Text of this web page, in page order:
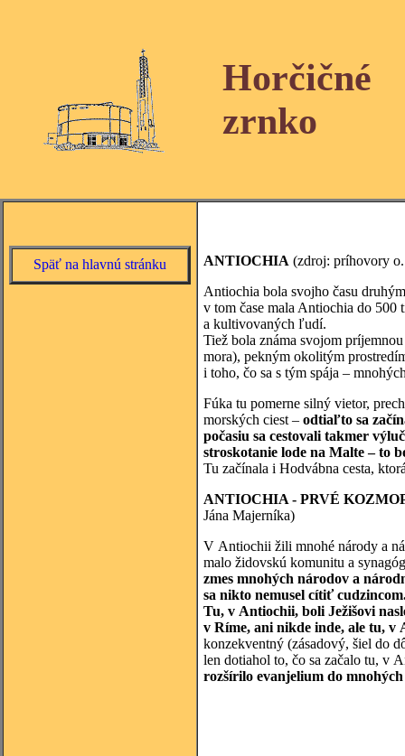
Horčičné
zrnko
Späť na hlavnú stránku ANTIOCHIA (zdroj: príhovory
Antiochia bola svojho času
v tom čase mala Antiochia do
a kultivovaných ľudí.
Tiež bola známa svojom
mora), pekným okolitým
i toho, čo sa s tým spája –
Fúka tu pomerne silný vietor,
morských ciest – odtiaľto sa
počasiu sa cestovali takmer
stroskotanie lode na Malte – to
Tu začínala i Hodvábna cesta,
ANTIOCHIA - PRVÉ
Jána Majerníka)
V Antiochii žili mnohé národy a
malo židovskú komunitu a
zmes mnohých národov a
sa nikto nemusel cítiť
Tu, v Antiochii, boli Ježišovi
v Ríme, ani nikde inde, ale tu, v
konzekventný (zásadový, šiel do
len dotiahol to, čo sa začalo tu, v
rozšírilo evanjelium do